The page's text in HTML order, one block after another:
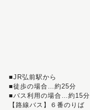
■JR弘前駅から
■徒歩の場合…約25分
■バス利用の場合…約15分
【路線バス】６番のりば